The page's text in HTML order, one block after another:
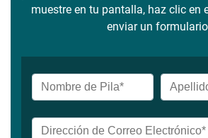
muestre en tu pantalla, haz clic en
enviar un